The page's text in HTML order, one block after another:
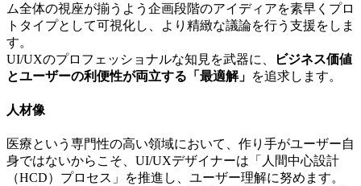
ム全体の視座が揃うよう企画段階のアイディアを素早くプロ
トタイプとして可視化し、より精緻な議論を行う支援をしま
す。
UI/UXのプロフェッショナルな知見を武器に、
ビジネス価値
とユーザーの利便性が両立する「最適解」 を追求します。
人材像
医療という専門性の高い領域において、作り手がユーザー自
身ではないからこそ、UI/UXデザイナーは「人間中心設計
（HCD）プロセス」を推進し、ユーザー理解に努めます。